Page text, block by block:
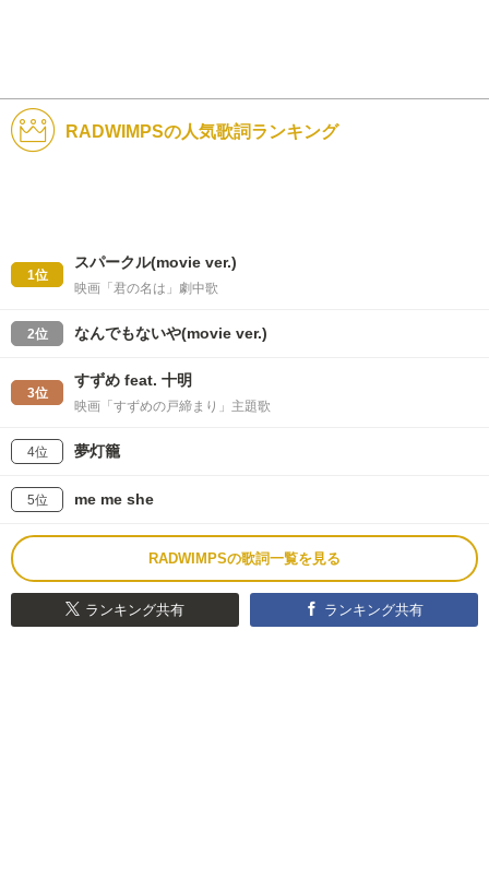
RADWIMPSの人気歌詞ランキング
1位
スパークル(movie ver.)
映画「君の名は」劇中歌
2位 なんでもないや(movie ver.)
3位
すずめ feat. 十明
映画「すずめの戸締まり」主題歌
4位 夢灯籠
5位 me me she
RADWIMPSの歌詞一覧を見る
ランキング共有 ランキング共有